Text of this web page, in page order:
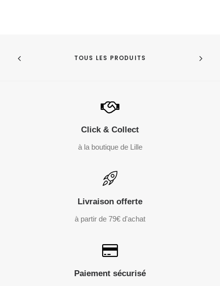
TOUS LES PRODUITS
Click & Collect
à la boutique de Lille
Livraison offerte
à partir de 79€ d'achat
Paiement sécurisé